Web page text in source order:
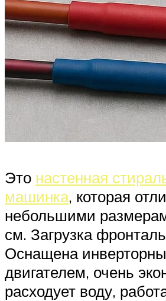
Это настенная
машинка, которая
небольшими
см. Загрузка
Оснащена
двигателем, очень
расходует воду,